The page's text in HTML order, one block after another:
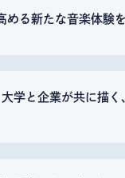
める新たな音楽体験
学と企業が共に描